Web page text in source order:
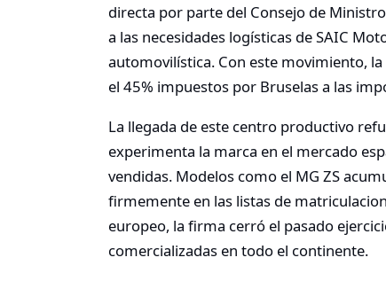
directa por parte del Consejo de
a las necesidades logísticas de SAIC
automovilística. Con este movimiento,
el 45% impuestos por Bruselas a las
La llegada de este centro productivo
experimenta la marca en el mercado
vendidas. Modelos como el MG ZS
firmemente en las listas de
europeo, la firma cerró el pasado
comercializadas en todo el continente.